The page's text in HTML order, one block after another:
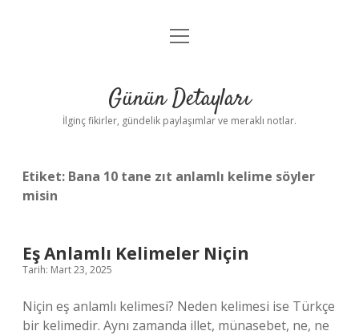
Gizlilik Politikası
Yasal Uyarı
menüyü
Günün Detayları
İlginç fikirler, gündelik paylaşımlar ve meraklı notlar.
Etiket: Bana 10 tane zıt anlamlı kelime söyler
misin
Eş Anlamlı Kelimeler Niçin
Tarih: Mart 23, 2025
Niçin eş anlamlı kelimesi? Neden kelimesi ise Türkçe
bir kelimedir. Aynı zamanda illet, münasebet, ne, ne